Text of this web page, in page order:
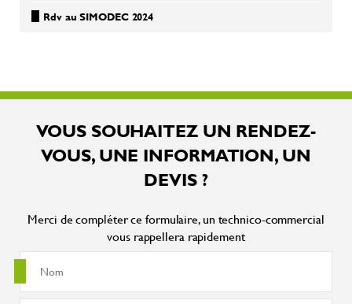
Rdv au SIMODEC 2024
VOUS SOUHAITEZ UN RENDEZ-
VOUS, UNE INFORMATION, UN
DEVIS ?
Merci de compléter ce formulaire, un technico-commercial
vous rappellera rapidement